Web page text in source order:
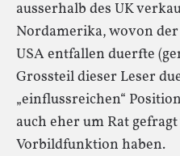
ausserhalb des UK
Nordamerika, wovon
USA entfallen duerfte
Grossteil dieser Leser
„einflussreichen“
auch eher um Rat
Vorbildfunktion haben.